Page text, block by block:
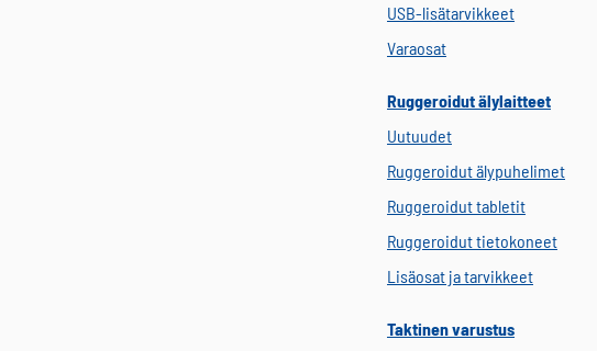
USB-lisätarvikkeet
Varaosat
Ruggeroidut älylaitteet
Uutuudet
Ruggeroidut älypuhelimet
Ruggeroidut tabletit
Ruggeroidut tietokoneet
Lisäosat ja tarvikkeet
Taktinen varustus